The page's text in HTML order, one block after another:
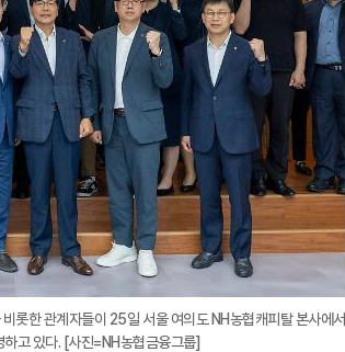
롯한 관계자들이 25일 서울 여의도 NH농협캐피탈 본사에서
고 있다. [사진=NH농협금융그룹]